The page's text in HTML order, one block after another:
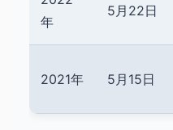
年
5月22日
2021年 5月15日